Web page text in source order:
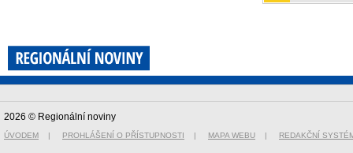
2026 © Regionální noviny
ÚVODEM | PROHLÁŠENÍ O PŘÍSTUPNOSTI | MAPA WEBU | REDAKČNÍ